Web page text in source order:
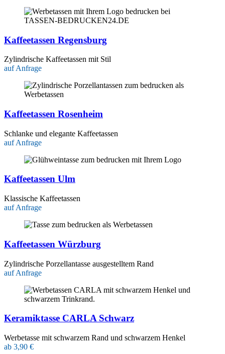
Kaffeetassen Regensburg
Zylindrische Kaffeetassen mit Stil
auf Anfrage
Kaffeetassen Rosenheim
Schlanke und elegante Kaffeetassen
auf Anfrage
Kaffeetassen Ulm
Klassische Kaffeetassen
auf Anfrage
Kaffeetassen Würzburg
Zylindrische Porzellantasse ausgestelltem Rand
auf Anfrage
Keramiktasse CARLA Schwarz
Werbetasse mit schwarzem Rand und schwarzem Henkel
ab 3,90 €